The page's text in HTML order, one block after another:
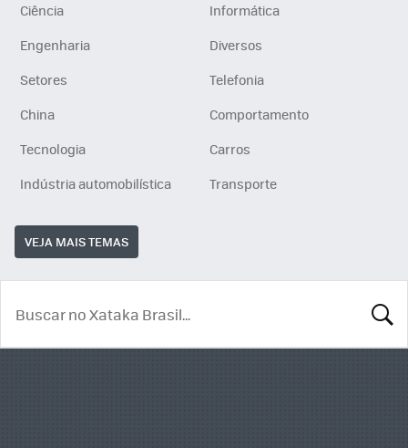
Ciência
Informática
Engenharia
Diversos
Setores
Telefonia
China
Comportamento
Tecnologia
Carros
Indústria automobilística
Transporte
VEJA MAIS TEMAS